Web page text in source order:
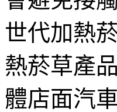
世代加熱
熱菸草產
體店面汽